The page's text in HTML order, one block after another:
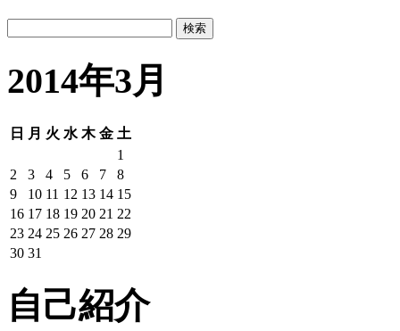
2014年3月
日 月 火 水 木 金 土
1
2
3 4 5 6 7
8
9
10 11 12 13 14 15
16 17 18 19 20 21 22
23 24 25 26 27 28 29
30 31
自己紹介